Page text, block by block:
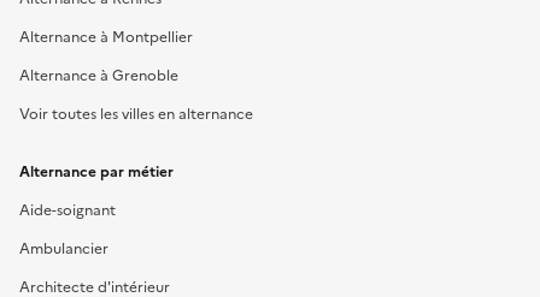
Alternance à Montpellier
Alternance à Grenoble
Voir toutes les villes en alternance
Alternance par métier
Aide-soignant
Ambulancier
Architecte d'intérieur